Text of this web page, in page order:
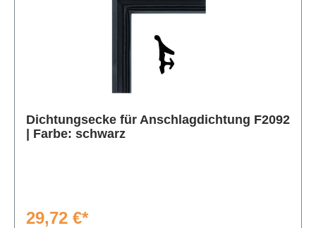
Dichtungsecke für Anschlagdichtung F2092
| Farbe: schwarz
29,72 €*